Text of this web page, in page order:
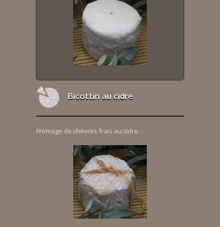
Bicottin au cidre
Fromage de chèvres frais au cidre.